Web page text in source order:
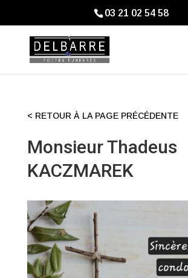
03 21 02 54 58
< RETOUR À LA PAGE PRÉCÉDENTE
Monsieur Thadeus
KACZMAREK